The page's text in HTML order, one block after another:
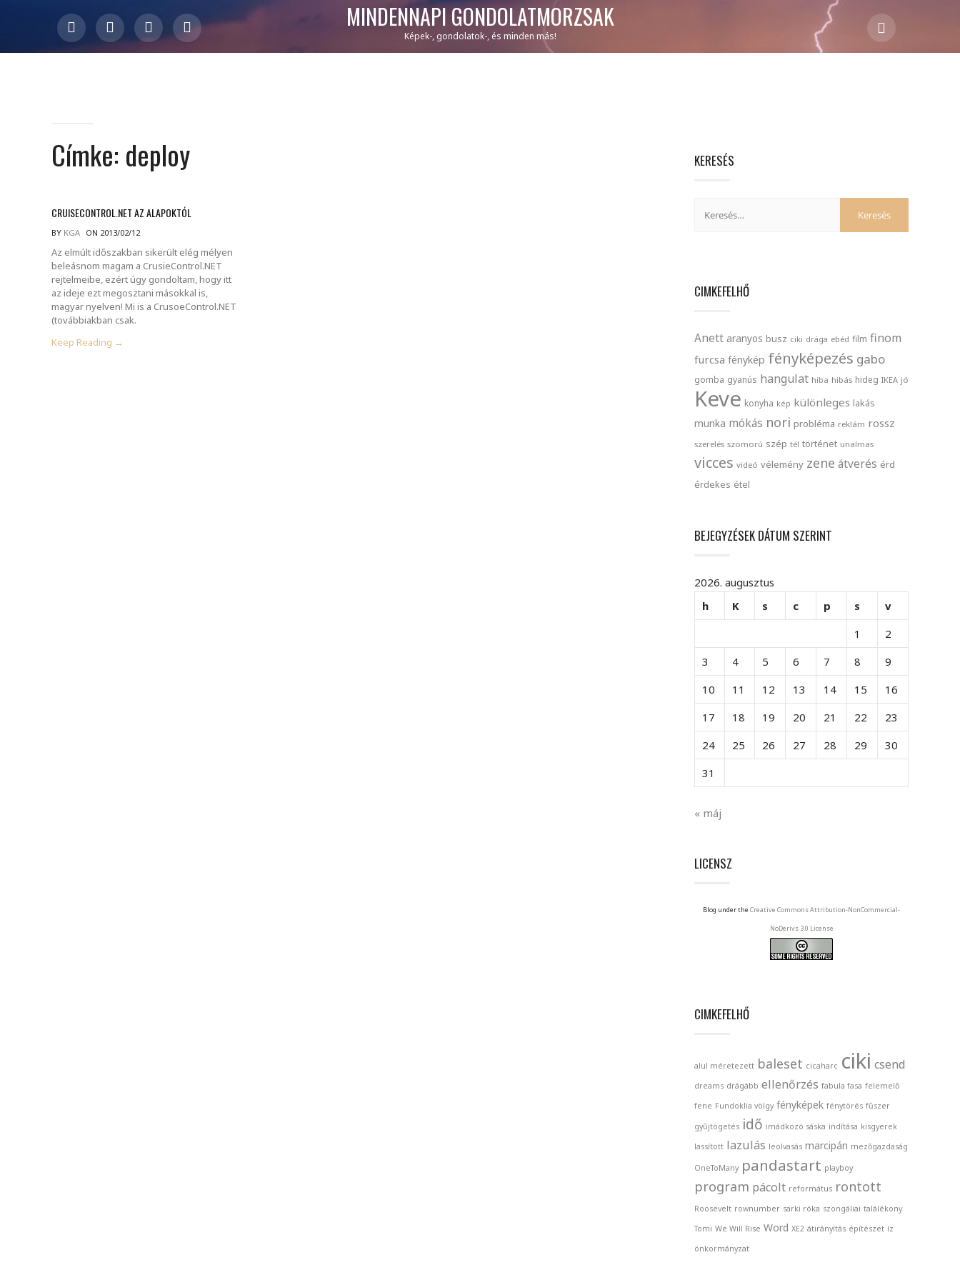
MINDENNAPI GONDOLATMORZSÁK
Képek-, gondolatok-, és minden más!
Címke: deploy
CRUISECONTROL.NET AZ ALAPOKTÓL
BY KGA ON 2013/02/12
Az elmúlt időszakban sikerült elég mélyen
beleásnom magam a CrusieControl.NET
rejtelmeibe, ezért úgy gondoltam, hogy itt
az ideje ezt megosztani másokkal is,
magyar nyelven! Mi is a CrusoeControl.NET
(továbbiakban csak.
Keep Reading →
KERESÉS
CIMKEFELHŐ
Anett aranyos busz ciki drága ebéd film finom
furcsa fénykép fényképezés gabo
gomba gyanús hangulat hiba hibás hideg IKEA jó
Keve konyha kép különleges lakás
munka mókás nori probléma reklám rossz
szerelés szomorú szép tél történet unalmas
vicces videó vélemény zene átverés érd
érdekes étel
BEJEGYZÉSEK DÁTUM SZERINT
2026. augusztus
h
K s c p s
v
1
2
3
4 5 6 7 8
9
10
11 12 13 14 15
16
17
18 19 20 21 22
23
24
25 26 27 28 29
30
31
« máj
LICENSZ
Blog under the Creative Commons Attribution-NonCommercial-
NoDerivs 3.0 License
CIMKEFELHŐ
alul méretezett baleset cicaharc ciki csend
dreams drágább ellenőrzés fabula fasa felemelő
fene Fundoklia völgy fényképek fénytörés fűszer
gyűjtögetés idő imádkozó sáska indítása kisgyerek
lassított lazulás leolvasás marcipán mezőgazdaság
OneToMany pandastart playboy
program pácolt református rontott
Roosevelt rownumber sarki róka szongáliai találékony
Tomi We Will Rise Word XE2 átirányítás építészet íz
önkormányzat